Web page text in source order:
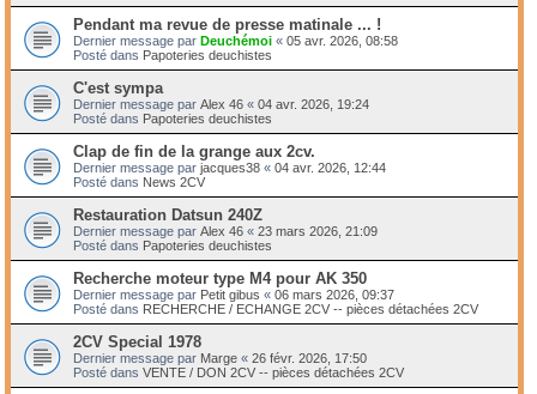
Pendant ma revue de presse matinale ... !
Dernier message par Deuchémoi « 05 avr. 2026, 08:58
Posté dans Papoteries deuchistes
C'est sympa
Dernier message par Alex 46 « 04 avr. 2026, 19:24
Posté dans Papoteries deuchistes
Clap de fin de la grange aux 2cv.
Dernier message par jacques38 « 04 avr. 2026, 12:44
Posté dans News 2CV
Restauration Datsun 240Z
Dernier message par Alex 46 « 23 mars 2026, 21:09
Posté dans Papoteries deuchistes
Recherche moteur type M4 pour AK 350
Dernier message par Petit gibus « 06 mars 2026, 09:37
Posté dans RECHERCHE / ECHANGE 2CV -- pièces détachées 2CV
2CV Special 1978
Dernier message par Marge « 26 févr. 2026, 17:50
Posté dans VENTE / DON 2CV -- pièces détachées 2CV